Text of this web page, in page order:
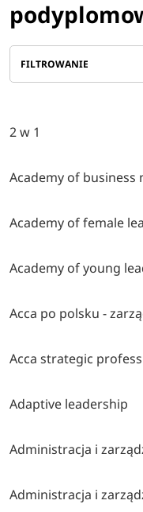
FILTROWANIE
2 w 1
Academy of business
Academy of female
Academy of young
Acca strategic
Adaptive leadership
Administracja i
Administracja i